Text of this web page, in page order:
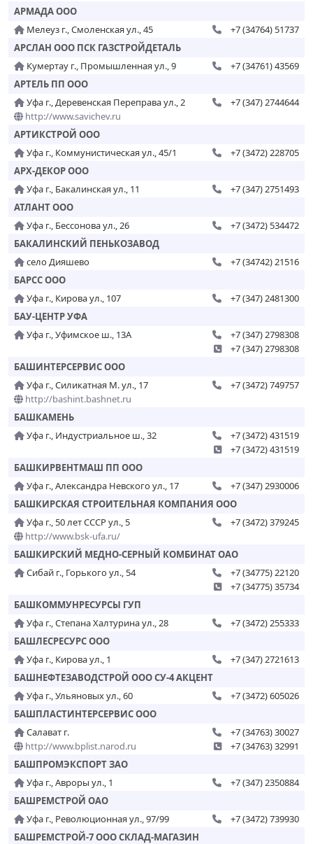
АРМАДА ООО
Мелеуз г., Смоленская ул., 45
+7 (34764) 51737
АРСЛАН ООО ПСК ГАЗСТРОЙДЕТАЛЬ
Кумертау г., Промышленная ул., 9
+7 (34761) 43569
АРТЕЛЬ ПП ООО
Уфа г., Деревенская Переправа ул., 2
http://www.savichev.ru
+7 (347) 2744644
АРТИКСТРОЙ ООО
Уфа г., Коммунистическая ул., 45/1
+7 (3472) 228705
АРХ-ДЕКОР ООО
Уфа г., Бакалинская ул., 11
+7 (347) 2751493
АТЛАНТ ООО
Уфа г., Бессонова ул., 26
+7 (3472) 534472
БАКАЛИНСКИЙ ПЕНЬКОЗАВОД
село Дияшево
+7 (34742) 21516
БАРСС ООО
Уфа г., Кирова ул., 107
+7 (347) 2481300
БАУ-ЦЕНТР УФА
Уфа г., Уфимское ш., 13А
+7 (347) 2798308
+7 (347) 2798308
БАШИНТЕРСЕРВИС ООО
Уфа г., Силикатная М. ул., 17
http://bashint.bashnet.ru
+7 (3472) 749757
БАШКАМЕНЬ
Уфа г., Индустриальное ш., 32
+7 (3472) 431519
+7 (3472) 431519
БАШКИРВЕНТМАШ ПП ООО
Уфа г., Александра Невского ул., 17
+7 (347) 2930006
БАШКИРСКАЯ СТРОИТЕЛЬНАЯ КОМПАНИЯ ООО
Уфа г., 50 лет СССР ул., 5
http://www.bsk-ufa.ru/
+7 (3472) 379245
БАШКИРСКИЙ МЕДНО-СЕРНЫЙ КОМБИНАТ ОАО
Сибай г., Горького ул., 54
+7 (34775) 22120
+7 (34775) 35734
БАШКОММУНРЕСУРСЫ ГУП
Уфа г., Степана Халтурина ул., 28
+7 (3472) 255333
БАШЛЕСРЕСУРС ООО
Уфа г., Кирова ул., 1
+7 (347) 2721613
БАШНЕФТЕЗАВОДСТРОЙ ООО СУ-4 АКЦЕНТ
Уфа г., Ульяновых ул., 60
+7 (3472) 605026
БАШПЛАСТИНТЕРСЕРВИС ООО
Салават г.
http://www.bplist.narod.ru
+7 (34763) 30027
+7 (34763) 32991
БАШПРОМЭКСПОРТ ЗАО
Уфа г., Авроры ул., 1
+7 (347) 2350884
БАШРЕМСТРОЙ ОАО
Уфа г., Революционная ул., 97/99
+7 (3472) 739930
БАШРЕМСТРОЙ-7 ООО СКЛАД-МАГАЗИН